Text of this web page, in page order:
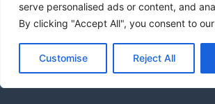
serve personalised ads or content, and
By clicking "Accept All", you consent to
Customise Reject All
Ab einem Warenwert von 70€ ist
innerhalb Deutschlands